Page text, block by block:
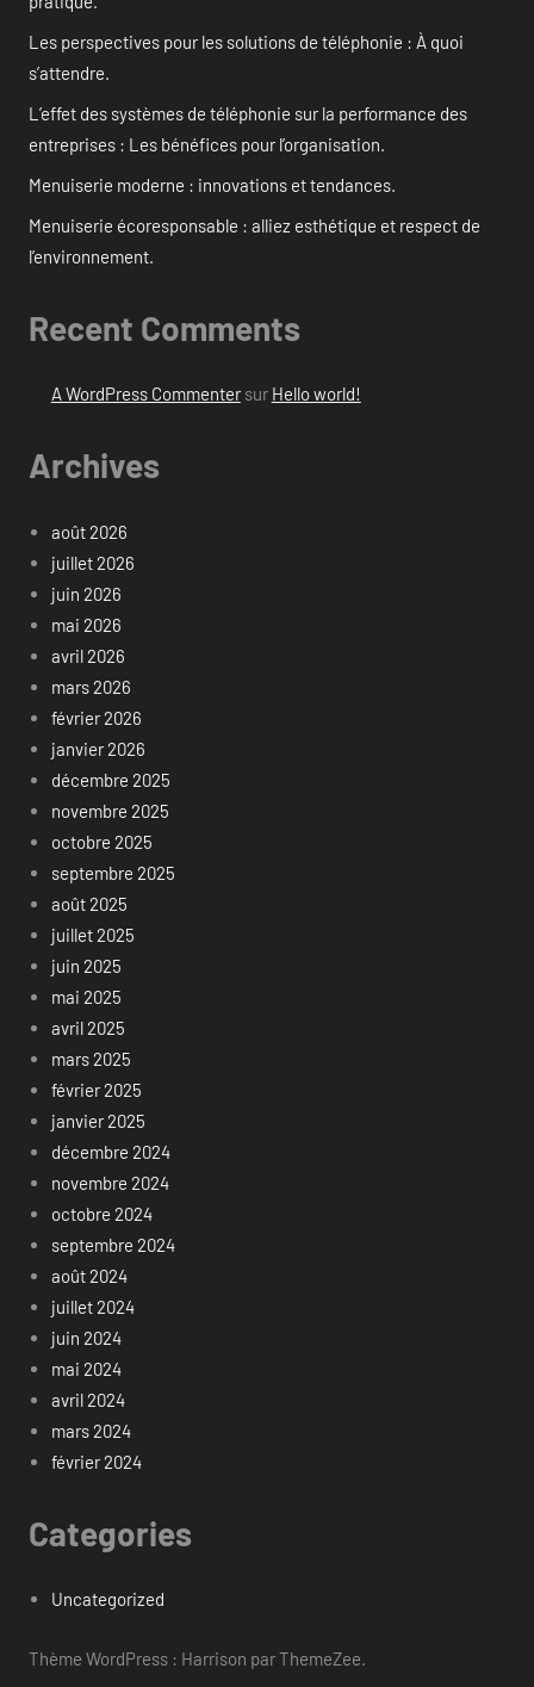
Les perspectives pour les solutions de téléphonie : À quoi
s’attendre.
L’effet des systèmes de téléphonie sur la performance des
entreprises : Les bénéfices pour l’organisation.
Menuiserie moderne : innovations et tendances.
Menuiserie écoresponsable : alliez esthétique et respect de
l’environnement.
Recent Comments
A WordPress Commentersur Hello world!
Archives
août 2026
juillet 2026
juin 2026
mai 2026
avril 2026
mars 2026
février 2026
janvier 2026
décembre 2025
novembre 2025
octobre 2025
septembre 2025
août 2025
juillet 2025
juin 2025
mai 2025
avril 2025
mars 2025
février 2025
janvier 2025
décembre 2024
novembre 2024
octobre 2024
septembre 2024
août 2024
juillet 2024
juin 2024
mai 2024
avril 2024
mars 2024
février 2024
Categories
Uncategorized
Thème WordPress : Harrison par ThemeZee.